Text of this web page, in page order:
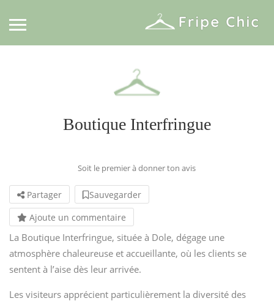
Boutique Interfringue
Soit le premier à donner ton avis
Partager
Sauvegarder
Ajoute un commentaire
La Boutique Interfringue, située à Dole, dégage une
atmosphère chaleureuse et accueillante, où les clients se
sentent à l’aise dès leur arrivée.
Les visiteurs apprécient particulièrement la diversité des